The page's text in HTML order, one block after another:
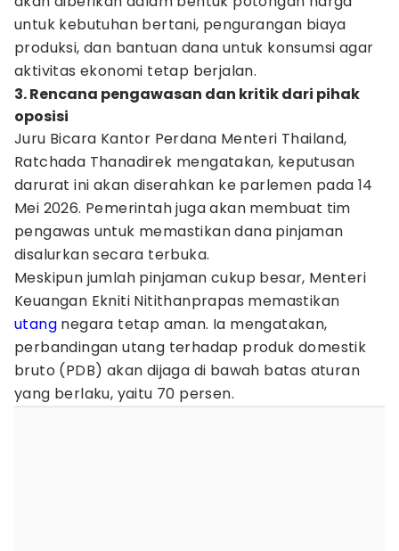
untuk kebutuhan bertani, pengurangan biaya
produksi, dan bantuan dana untuk konsumsi agar
aktivitas ekonomi tetap berjalan.
3. Rencana pengawasan dan kritik dari pihak
oposisi
Juru Bicara Kantor Perdana Menteri Thailand,
Ratchada Thanadirek mengatakan, keputusan
darurat ini akan diserahkan ke parlemen pada 14
Mei 2026. Pemerintah juga akan membuat tim
pengawas untuk memastikan dana pinjaman
disalurkan secara terbuka.
Meskipun jumlah pinjaman cukup besar, Menteri
Keuangan Ekniti Nitithanprapas memastikan
utang negara tetap aman. Ia mengatakan,
perbandingan utang terhadap produk domestik
bruto (PDB) akan dijaga di bawah batas aturan
yang berlaku, yaitu 70 persen.